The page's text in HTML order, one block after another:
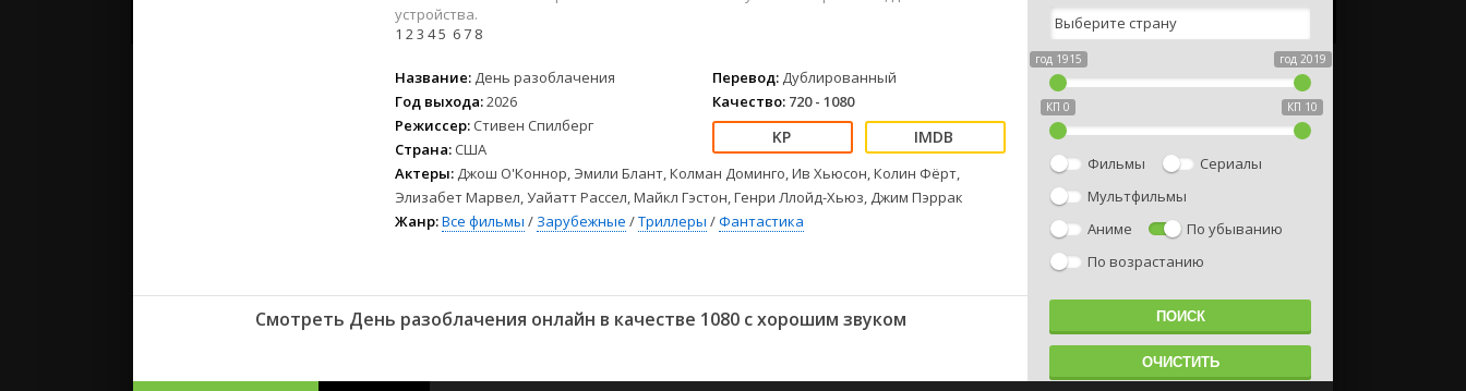
2022
Русские
СССР
Зарубежные
Ужасы
Зарубежные
Фильмы из соцетей
устройства.
1 23 45 67 8
Название: День разоблачения
Год выхода:2026
Режиссер: Стивен Спилберг
Страна: США
Перевод: Дублированный
Качество: 720 - 1080
Актеры: Джош О'Коннор, Эмили Блант, Колман Доминго, Ив Хьюсон, Колин Фёрт,
Элизабет Марвел, Уайатт Рассел, Майкл Гэстон, Генри Ллойд-Хьюз, Джим Пэррак
Жанр:Все фильмы / Зарубежные /Триллеры /Фантастика
Смотреть День разоблачения онлайн в качестве 1080 с хорошим звуком
год 1915 год 2019
КП 0 КП 10
Фильмы
Сериалы
Мультфильмы
Аниме
По убыванию
По возрастанию